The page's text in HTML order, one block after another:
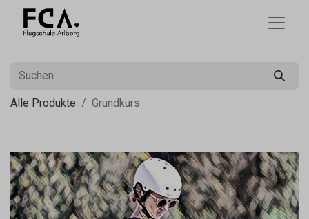
Alle Produkte Grundkurs